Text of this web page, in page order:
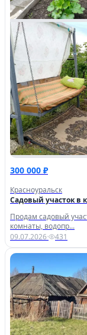
300 000 ₽
Красноуральск
Садовый участок в
Продам садовый
комнаты, водопр...
09.07.2026· 431